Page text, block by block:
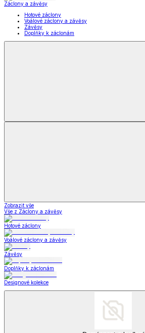
Záclony a závěsy
Hotové záclony
Voálové záclony a závěsy
Závěsy
Doplňky k záclonám
Zobrazit vše
Vše z Záclony a závěsy
Hotové záclony
Voálové záclony a závěsy
Závěsy
Doplňky k záclonám
Designové kolekce